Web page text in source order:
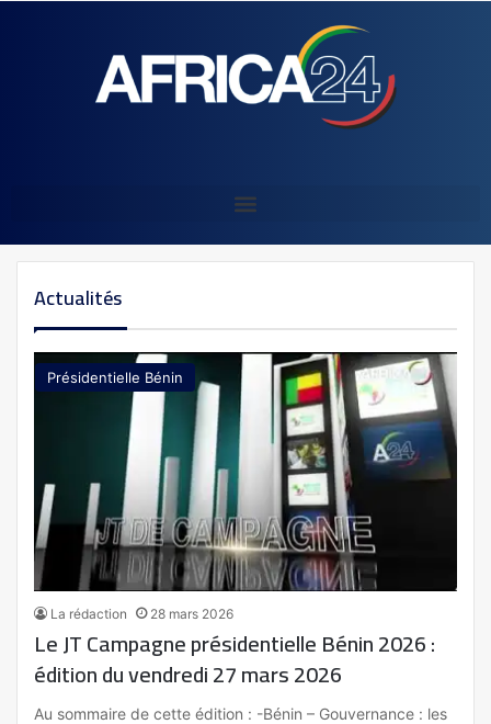
Actualités
Présidentielle Bénin
La rédaction 28 mars 2026
Le JT Campagne présidentielle Bénin 2026 :
édition du vendredi 27 mars 2026
Au sommaire de cette édition : -Bénin – Gouvernance : les